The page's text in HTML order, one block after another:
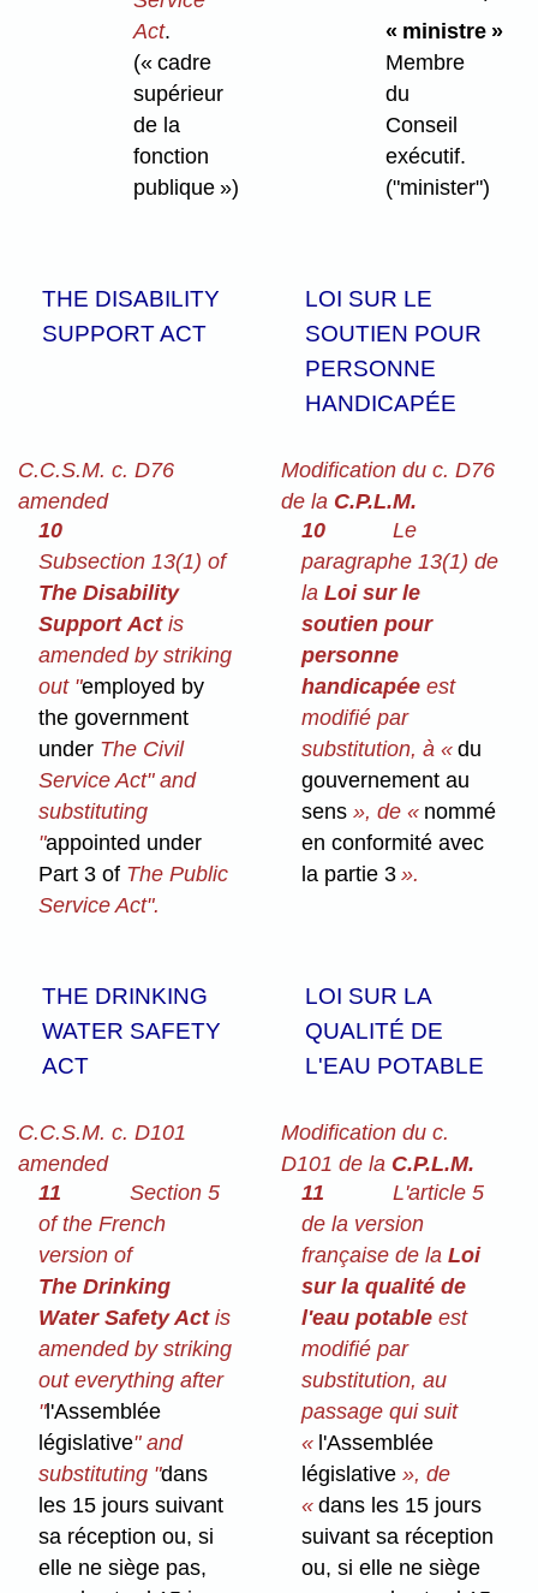
Act.
(« cadre
supérieur
de la
fonction
publique »)
« ministre »
Membre
du
Conseil
exécutif.
("minister")
THE DISABILITY
SUPPORT ACT
LOI SUR LE
SOUTIEN POUR
PERSONNE
HANDICAPÉE
C.C.S.M. c. D76
amended
10
Subsection 13(1) of
The Disability
Support Actis
amended by striking
out "employed by
the government
under The Civil
Service Act" and
substituting
"appointed under
Part 3 of The Public
Service Act".
Modification du c. D76
de la C.P.L.M.
10
Le
paragraphe 13(1) de
laLoi sur le
soutien pour
personne
handicapée est
modifié par
substitution, à «du
gouvernement au
sens», de « nommé
en conformité avec
la partie 3 ».
THE DRINKING
WATER SAFETY
ACT
LOI SUR LA
QUALITÉ DE
L'EAU POTABLE
C.C.S.M. c. D101
amended
11
Section 5
of the French
version of
The Drinking
Water Safety Actis
amended by striking
out everything after
"l'Assemblée
législative" and
substituting "dans
les 15 jours suivant
sa réception ou, si
elle ne siège pas,
Modification du c.
D101 de la C.P.L.M.
11
L'article 5
de la version
française de laLoi
sur la qualité de
l'eau potableest
modifié par
substitution, au
passage qui suit
« l'Assemblée
législative», de
«dans les 15 jours
suivant sa réception
ou, si elle ne siège